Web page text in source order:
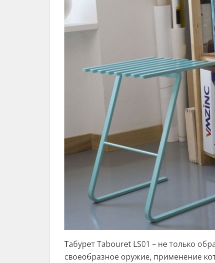
Табурет Tabouret LS01 – не только
своеобразное оружие, применение